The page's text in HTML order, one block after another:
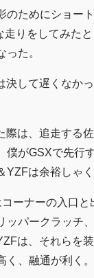
のためにショー
走りをしてみた
った。
決して遅くなか
際は、追走する
僕がGSXで先行
YZFは余裕しゃ
ーナーの入口と
ッパークラッチ
は、それらを
く、融通が利く。